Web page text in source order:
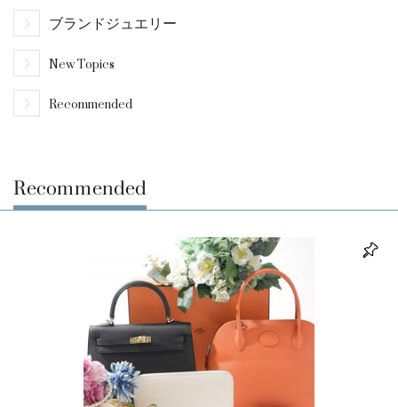
ブランドジュエリー
New Topics
Recommended
Recommended